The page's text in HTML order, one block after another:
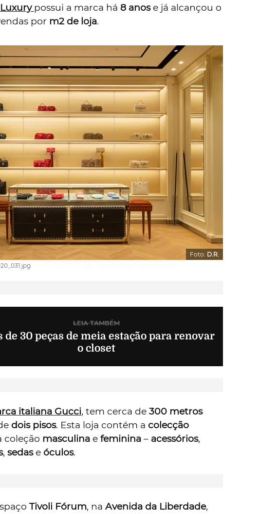
possui a marca há 8 anose já alcançou o
por m2 de loja.
Foto: D.R.
LEIA TAMBÉM
de 30 peças de meia estação para renovar
o closet
italiana Gucci, tem cerca de 300 metros
dois pisos. Esta loja contém a colecção
coleção masculina e feminina – acessórios,
, sedase óculos.
Tivoli Fórum, na Avenida da Liberdade,